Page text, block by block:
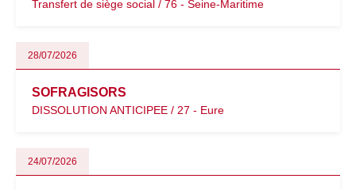
Transfert de siège social / 76 - Seine-Maritime
28/07/2026
SOFRAGISORS
DISSOLUTION ANTICIPEE / 27 - Eure
24/07/2026